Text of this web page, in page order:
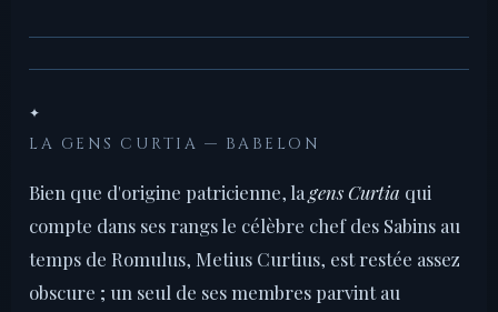
✦
LA GENS CURTIA — BABELON
Bien que d'origine patricienne, la gens Curtia qui
compte dans ses rangs le célèbre chef des Sabins au
temps de Romulus, Metius Curtius, est restée assez
obscure ; un seul de ses membres parvint au